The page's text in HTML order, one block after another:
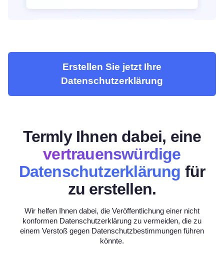
Erstellen Sie jetzt Ihre
Datenschutzerklärung
Termly Ihnen dabei, eine
vertrauenswürdige
Datenschutzerklärung für
zu erstellen.
Wir helfen Ihnen dabei, die Veröffentlichung einer nicht
konformen Datenschutzerklärung zu vermeiden, die zu
einem Verstoß gegen Datenschutzbestimmungen führen
könnte.